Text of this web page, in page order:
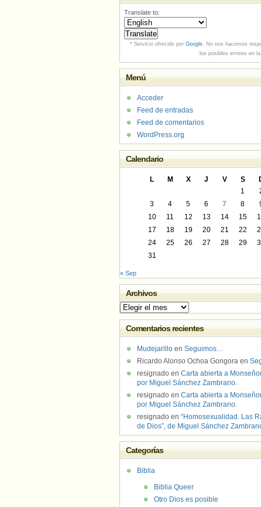
Translate to:
* Servicio ofrecido por Google. No nos hacemos
los posibles errores en
Menú
Acceder
Feed de entradas
Feed de comentarios
WordPress.org
Calendario
L M X J V S
1
3
4 5 6 7 8
10
11 12 13 14 15
17
18 19 20 21 22
24
25 26 27 28 29
31
« Sep
Archivos
Archivos
Comentarios recientes
Mudejarillo en Seguimos…
Ricardo Alonso Ochoa Gongora en
resignado en Carta abierta a
por Miguel Sánchez Zambrano.
resignado en Carta abierta a
por Miguel Sánchez Zambrano.
resignado en “Homosexualidad. Las
de Dios”, de Miguel Sánchez
Categorías
Biblia
Biblia Queer
Otro Dios es posible